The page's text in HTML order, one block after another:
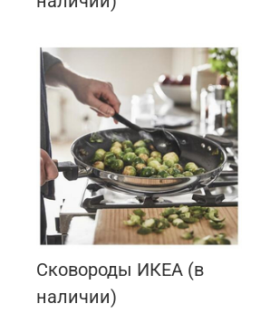
Сковороды ИКЕА (в
наличии)